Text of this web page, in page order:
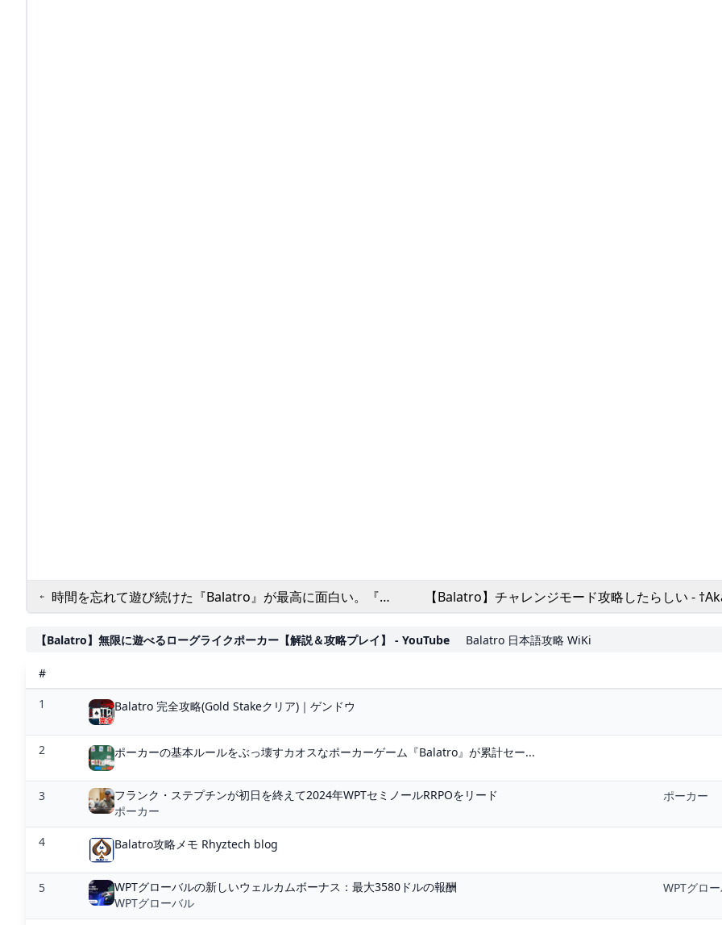
時間を忘れて遊び続けた『Balatro』が最高に面白い。『バ
ックパック・バトル』『Mimic Logic』もオススメ【ライ
ターが選ぶ電撃インディー大賞2024】 - 電撃オンライン
【Balatro】チャレンジモード攻略したらしい -
Records† by Yumekui・S
【Balatro】無限に遊べるローグライクポーカー【解説＆攻略プレイ】 - YouTube Balatro 日本語攻略 WiKi
#
1
Balatro 完全攻略(Gold Stakeクリア)｜ゲンドウ
2 ポーカーの基本ルールをぶっ壊すカオスなポーカーゲーム『Balatro』が累計セー...
3
フランク・ステプチンが初日を終えて2024年WPTセミノールRRPOをリード
ポーカー
ポーカー
4 Balatro攻略メモ Rhyztech blog
5
WPTグローバルの新しいウェルカムボーナス：最大3580ドルの報酬
WPTグローバル
WPTグロ